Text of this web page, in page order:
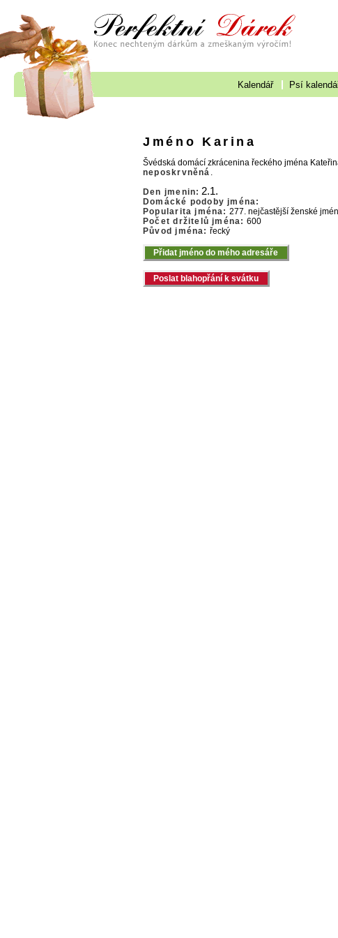
Kalendář Psí
Jméno Karina
Švédská domácí zkrácenina řeckého jména
neposkrvněná .
Den jmenin: 2.1.
Domácké podoby jména:
Popularita jména: 277. nejčastější ženské
Počet držitelů jména: 600
Původ jména: řecký
Přidat jméno do mého adresáře
Poslat blahopřání k svátku